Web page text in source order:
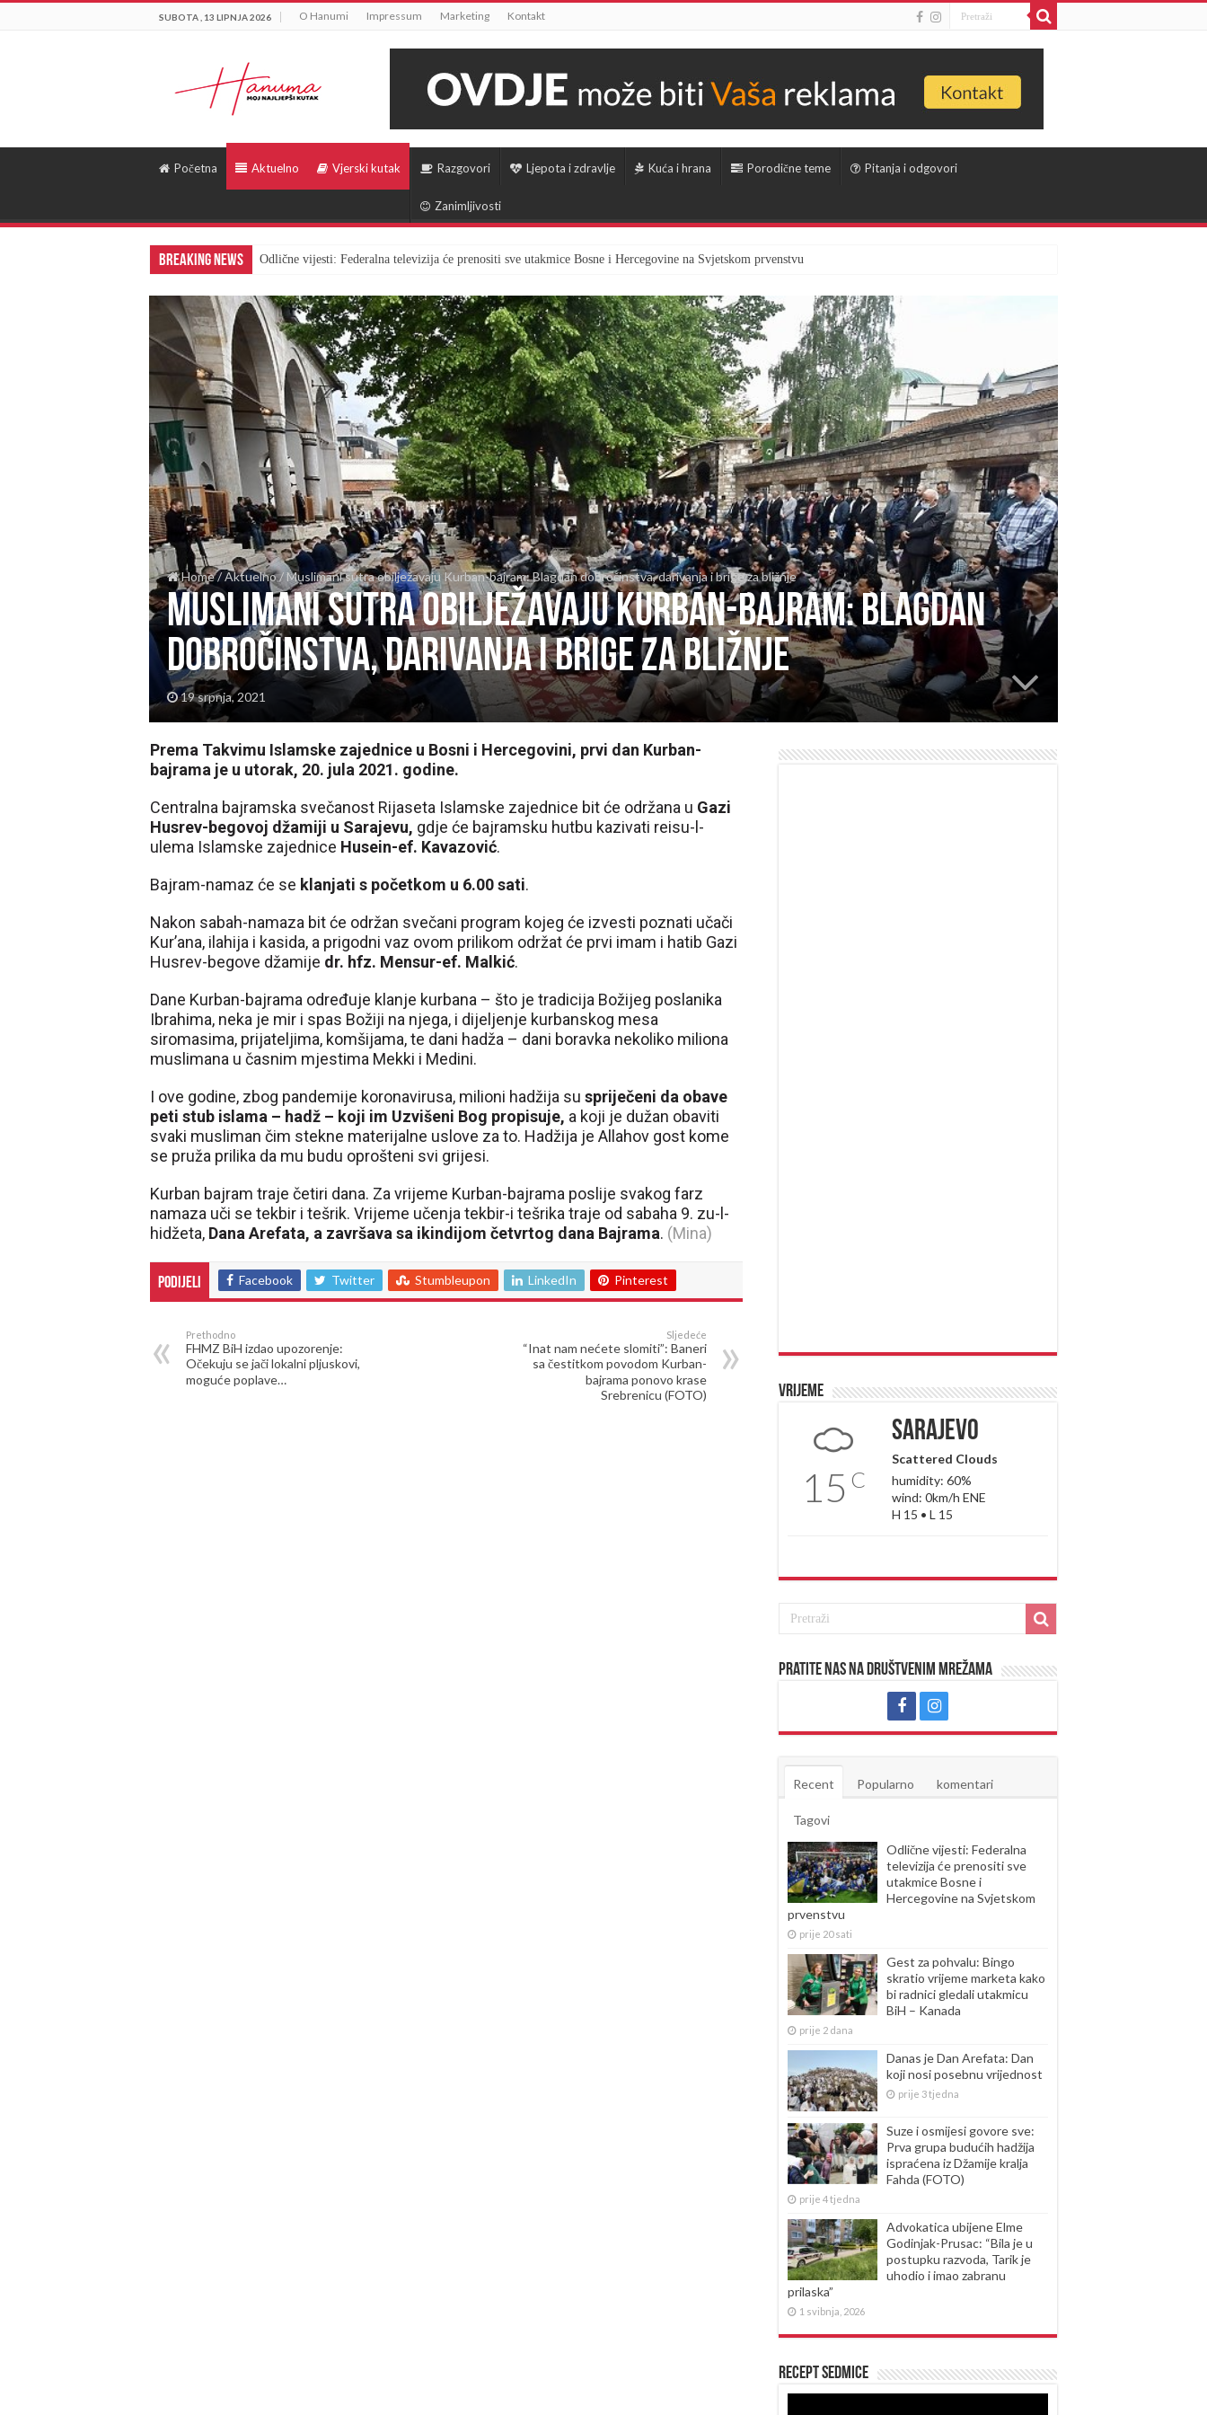
SUBOTA , 13 LIPNJA 2026 O Hanumi Impressum Marketing Kontakt
Početna Aktuelno Vjerski kutak Razgovori Ljepota i zdravlje Kuća i hrana Porodične teme Pitanja i odgovori
Zanimljivosti
Breaking News Odlične vijesti: Federalna televizija će prenositi sve utakmice Bosne i Hercegovine na Svjetskom prvenstvu
Home/Aktuelno/Muslimani sutra obilježavaju Kurban-bajram: Blagdan dobročinstva, darivanja i brige za bližnje
Muslimani sutra obilježavaju Kurban-bajram: Blagdan
dobročinstva, darivanja i brige za bližnje
19 srpnja, 2021
Prema Takvimu Islamske zajednice u Bosni i Hercegovini, prvi dan Kurban-
bajrama je u utorak, 20. jula 2021. godine.
Centralna bajramska svečanost Rijaseta Islamske zajednice bit će održana u Gazi
Husrev-begovoj džamiji u Sarajevu, gdje će bajramsku hutbu kazivati reisu-l-
ulema Islamske zajednice Husein-ef. Kavazović.
Bajram-namaz će se klanjati s početkom u 6.00 sati.
Nakon sabah-namaza bit će održan svečani program kojeg će izvesti poznati učači
Kur’ana, ilahija i kasida, a prigodni vaz ovom prilikom održat će prvi imam i hatib Gazi
Husrev-begove džamije dr. hfz. Mensur-ef. Malkić.
Dane Kurban-bajrama određuje klanje kurbana – što je tradicija Božijeg poslanika
Ibrahima, neka je mir i spas Božiji na njega, i dijeljenje kurbanskog mesa
siromasima, prijateljima, komšijama, te dani hadža – dani boravka nekoliko miliona
muslimana u časnim mjestima Mekki i Medini.
I ove godine, zbog pandemije koronavirusa, milioni hadžija su spriječeni da obave
peti stub islama – hadž – koji im Uzvišeni Bog propisuje, a koji je dužan obaviti
svaki musliman čim stekne materijalne uslove za to. Hadžija je Allahov gost kome
se pruža prilika da mu budu oprošteni svi grijesi.
Kurban bajram traje četiri dana. Za vrijeme Kurban-bajrama poslije svakog farz
namaza uči se tekbir i tešrik. Vrijeme učenja tekbir-i tešrika traje od sabaha 9. zu-l-
hidžeta, Dana Arefata, a završava sa ikindijom četvrtog dana Bajrama. (Mina)
Podijeli Facebook Twitter Stumbleupon LinkedIn Pinterest
Prethodno
FHMZ BiH izdao upozorenje:
Očekuju se jači lokalni pljuskovi,
moguće poplave…
Sljedeće
“Inat nam nećete slomiti”: Baneri
sa čestitkom povodom Kurban-
bajrama ponovo krase
Srebrenicu (FOTO)
Vrijeme
15 C
Sarajevo
Scattered Clouds
humidity: 60%
wind: 0km/h ENE
H 15 • L 15
Pratite nas na društvenim mrežama
Recent Popularno komentari
Tagovi
Odlične vijesti: Federalna
televizija će prenositi sve
utakmice Bosne i
Hercegovine na Svjetskom
prvenstvu
prije 20 sati
Gest za pohvalu: Bingo
skratio vrijeme marketa kako
bi radnici gledali utakmicu
BiH – Kanada
prije 2 dana
Danas je Dan Arefata: Dan
koji nosi posebnu vrijednost
prije 3 tjedna
Suze i osmijesi govore sve:
Prva grupa budućih hadžija
ispraćena iz Džamije kralja
Fahda (FOTO)
prije 4 tjedna
Advokatica ubijene Elme
Godinjak-Prusac: “Bila je u
postupku razvoda, Tarik je
uhodio i imao zabranu
prilaska”
1 svibnja, 2026
Recept sedmice